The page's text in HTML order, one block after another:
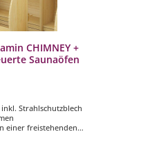
CHIMNEY +
Saunaöfen
inkl. Strahlschutzblech
einer freistehenden